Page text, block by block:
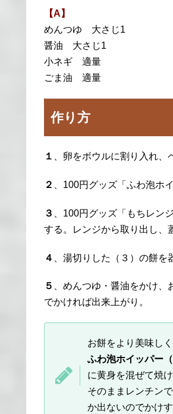
【A】
めんつゆ 大さじ1
醤油 大さじ1
小ネギ 適量
ごま油 適量
作り方
１ 、卵をボウルに割り入れ
２ 、100円グッズ「ふわ泡ホ
３
、100円グッズ「もちレン
する。レンジから取り出し、
４ 、湯切りした（３）の餅
５
、めんつゆ・醤油をかけ
でかければ出来上がり。
お餅をより美味し
ふわ泡ホイッパー（
に黄身を混ぜて焼
そのままレンチン
か出ないのでかけ